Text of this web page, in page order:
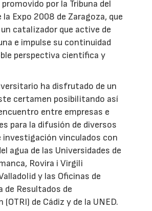
por la Tribuna del
la Expo 2008 de Zaragoza, que
catalizador que active de
e impulse su continuidad
perspectiva científica y
ha disfrutado de un
certamen posibilitando así
entre empresas e
para la difusión de diversos
investigación vinculados con
agua de las Universidades de
Rovira i Virgili
y las Oficinas de
de Resultados de
de Cádiz y de la UNED.